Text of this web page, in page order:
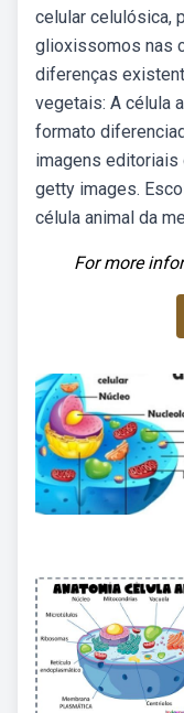
celular celulósica,
glioxissomos nas
diferenças
vegetais: A célula
formato
imagens editoriais
getty images.
célula animal da
For more